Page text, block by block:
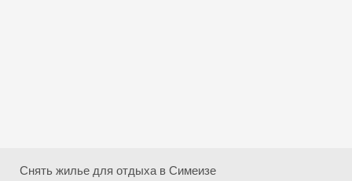
Снять жилье для отдыха в Симеизе